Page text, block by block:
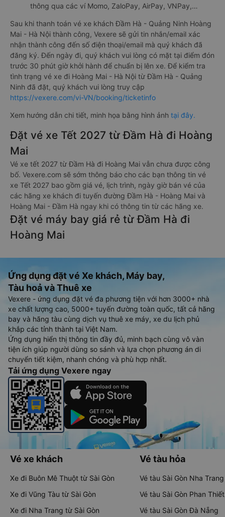
thông qua các ví Momo, ZaloPay, AirPay, VNPay,…
Sau khi thanh toán vé xe khách Đầm Hà - Quảng Ninh Hoàng
Mai - Hà Nội thành công, Vexere sẽ gửi tin nhắn/email xác
nhận thành công đến số điện thoại/email mà quý khách đã
đăng ký. Đến ngày đi, quý khách vui lòng có mặt tại điểm đón
trước 30 phút giờ khởi hành để chuẩn bị lên xe. Để kiểm tra
tình trạng vé xe đi Hoàng Mai - Hà Nội từ Đầm Hà - Quảng
Ninh đã đặt, quý khách vui lòng truy cập
https://vexere.com/vi-VN/booking/ticketinfo
Xem hướng dẫn chi tiết, minh họa bằng hình ảnh tại đây.
Đặt vé xe Tết 2027 từ Đầm Hà đi Hoàng
Mai
Vé xe tết 2027 từ Đầm Hà đi Hoàng Mai vẫn chưa được công
bố. Vexere.com sẽ sớm thông báo cho các bạn thông tin vé
xe Tết 2027 bao gồm giá vé, lịch trình, ngày giờ bán vé của
các hãng xe khách đi tuyến đường Đầm Hà - Hoàng Mai và
Hoàng Mai - Đầm Hà ngay khi có thông tin từ các hãng xe.
Đặt vé máy bay giá rẻ từ Đầm Hà đi
Hoàng Mai
Ứng dụng đặt vé Xe khách, Máy bay,
Tàu hoả và Thuê xe
Vexere - ứng dụng đặt vé đa phương tiện với hơn 3000+ nhà
xe chất lượng cao, 5000+ tuyến đường toàn quốc, tất cả hãng
bay và hãng tàu cùng dịch vụ thuê xe máy, xe du lịch phủ
khắp các tỉnh thành tại Việt Nam.
Ứng dụng hiển thị thông tin đầy đủ, minh bạch cùng vô vàn
tiện ích giúp người dùng so sánh và lựa chọn phương án di
chuyển tiết kiệm, nhanh chóng và phù hợp nhất.
Tải ứng dụng Vexere ngay
Vé xe khách
Xe đi Buôn Mê Thuột từ Sài Gòn
Xe đi Vũng Tàu từ Sài Gòn
Xe đi Nha Trang từ Sài Gòn
Vé tàu hỏa
Vé tàu Sài Gòn Nha Trang
Vé tàu Sài Gòn Phan Thiết
Vé tàu Sài Gòn Đà Nẵng